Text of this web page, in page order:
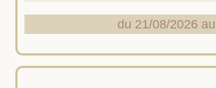
du 21/08/2026